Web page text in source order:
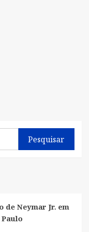
Pesquisar
Neymar Jr. em